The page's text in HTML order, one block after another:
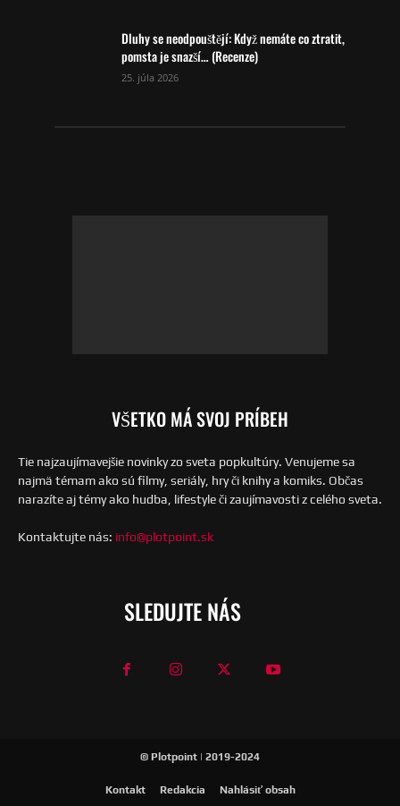
Dluhy se neodpouštějí: Když nemáte co ztratit,
pomsta je snazší… (Recenze)
25. júla 2026
VŠETKO MÁ SVOJ PRÍBEH
Tie najzaujímavejšie novinky zo sveta popkultúry. Venujeme sa
najmä témam ako sú filmy, seriály, hry či knihy a komiks. Občas
narazíte aj témy ako hudba, lifestyle či zaujímavosti z celého sveta.
Kontaktujte nás: info@plotpoint.sk
SLEDUJTE NÁS
© Plotpoint | 2019-2024
Kontakt Redakcia Nahlásiť obsah